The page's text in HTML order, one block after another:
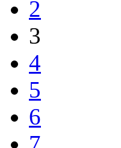
2
3
4
5
6